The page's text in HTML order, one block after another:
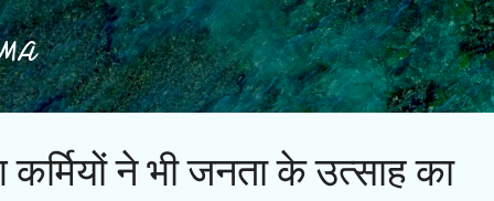
Skip to main content
कर्मियों ने भी जनता के उत्साह का